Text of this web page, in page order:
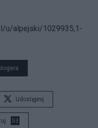
u/alpejski/1029935,1-
Udostępnij
53